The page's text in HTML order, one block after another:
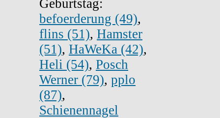
Geburtstag:
befoerderung (49),
flins (51), Hamster
(51), HaWeKa (42),
Heli (54), Posch
Werner (79), pplo
(87),
Schienennagel